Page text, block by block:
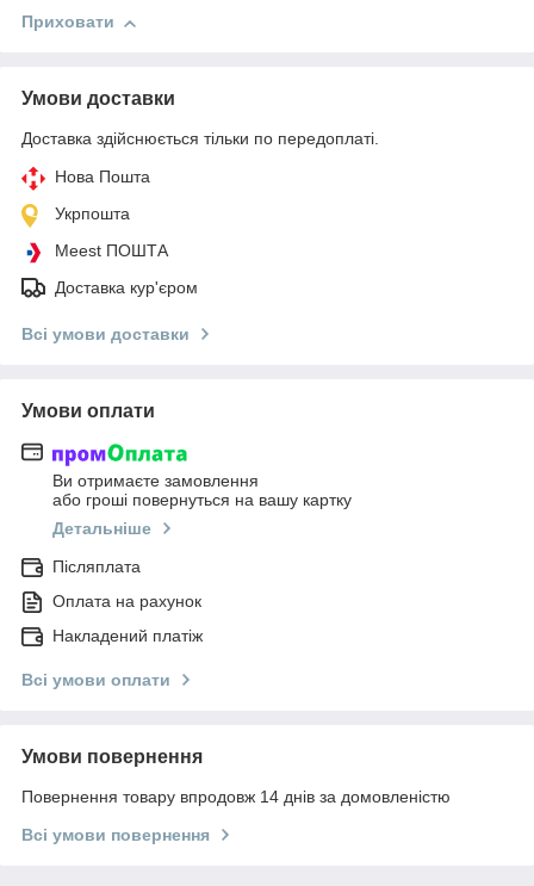
Приховати
Умови доставки
Доставка здійснюється тільки по передоплаті.
Нова Пошта
Укрпошта
Meest ПОШТА
Доставка кур'єром
Всі умови доставки
Умови оплати
Ви отримаєте замовлення
або гроші повернуться на вашу картку
Детальніше
Післяплата
Оплата на рахунок
Накладений платіж
Всі умови оплати
Умови повернення
Повернення товару впродовж 14 днів за домовленістю
Всі умови повернення